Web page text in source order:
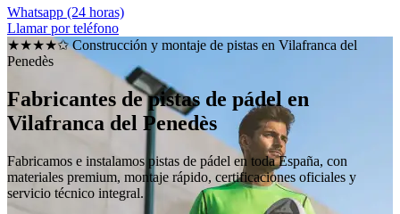
Whatsapp (24 horas)
Llamar por teléfono
★★★★✩ Construcción y montaje de pistas en Vilafranca del
Penedès
Fabricantes de pistas de pádel en
Vilafranca del Penedès
Fabricamos e instalamos pistas de pádel en toda España, con
materiales premium, montaje rápido, certificaciones oficiales y
servicio técnico integral.